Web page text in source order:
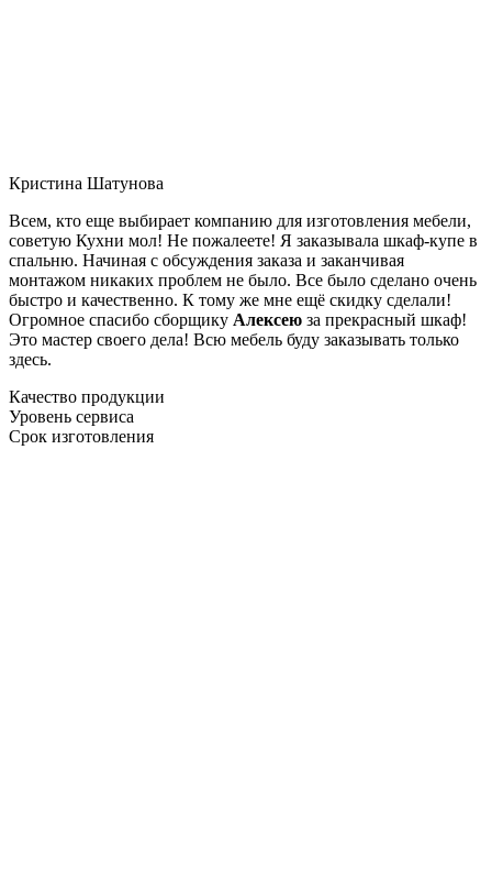
Кристина Шатунова
Всем, кто еще выбирает компанию для изготовления мебели,
советую Кухни мол! Не пожалеете! Я заказывала шкаф-купе в
спальню. Начиная с обсуждения заказа и заканчивая
монтажом никаких проблем не было. Все было сделано очень
быстро и качественно. К тому же мне ещё скидку сделали!
Огромное спасибо сборщику Алексею за прекрасный шкаф!
Это мастер своего дела! Всю мебель буду заказывать только
здесь.
Качество продукции
Уровень сервиса
Срок изготовления